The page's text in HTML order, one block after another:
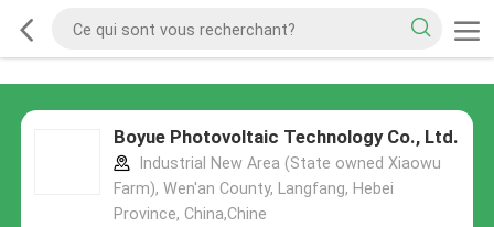
Boyue Photovoltaic Technology Co., Ltd.
Industrial New Area (State owned Xiaowu
Farm), Wen'an County, Langfang, Hebei
Province, China,Chine